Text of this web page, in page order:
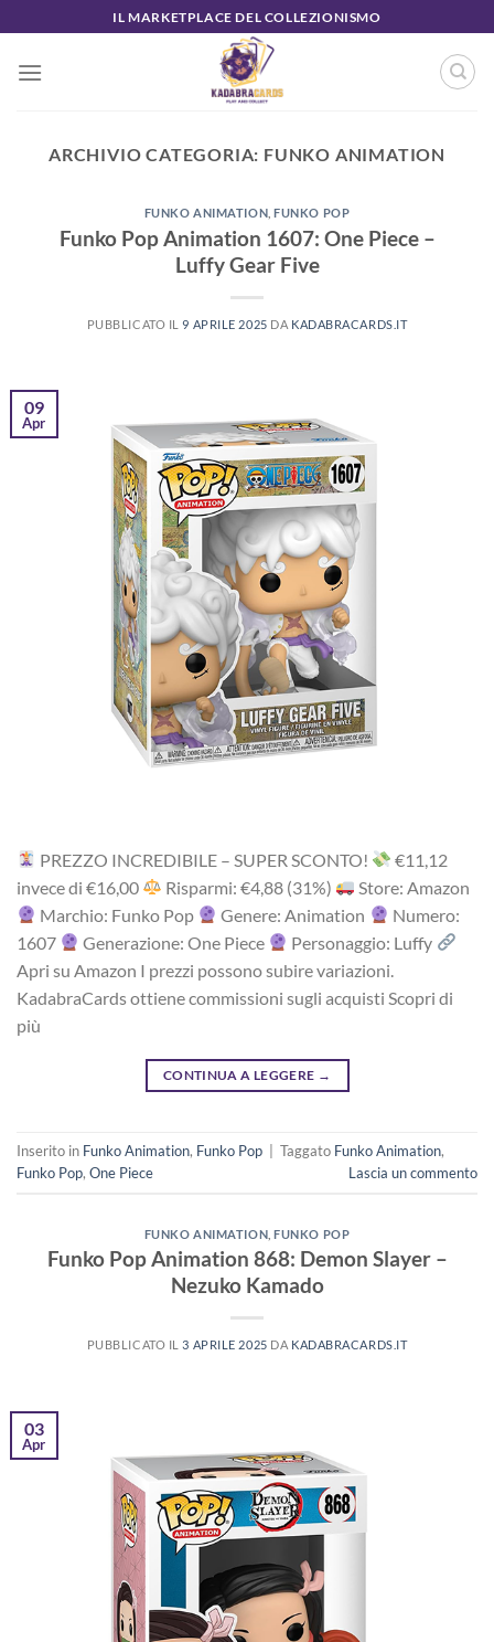
ai
contenuti
IL MARKETPLACE DEL COLLEZIONISMO
ARCHIVIO CATEGORIA: FUNKO ANIMATION
FUNKO ANIMATION ,FUNKO POP
Funko Pop Animation 1607: One Piece –
Luffy Gear Five
PUBBLICATO IL9 APRILE 2025 DA KADABRACARDS.IT
09
Apr
PREZZO INCREDIBILE – SUPER SCONTO!
‎€11,12
i‎nv‎ec‎e ‎di‎ €16,00
R‎is‎pa‎rm‎i: €4,88 ‎(31%)
Store: Amazon
Marchio: Funko Pop
Genere: Animation
Numero:
1607
Generazione: One Piece
Personaggio: Luffy
Apri su Amazon I prezzi possono subire variazioni.
KadabraCards ottiene commissioni sugli acquisti Scopri di
più
CONTINUA A LEGGERE →
Inserito in Funko Animation, Funko Pop Taggato Funko Animation,
Funko Pop, One Piece Lascia un commento
FUNKO ANIMATION ,FUNKO POP
Funko Pop Animation 868: Demon Slayer –
Nezuko Kamado
PUBBLICATO IL3 APRILE 2025 DA KADABRACARDS.IT
03
Apr